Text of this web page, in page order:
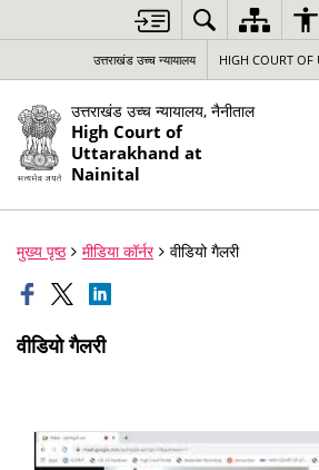
उत्तराखंड उच्च न्यायालय HIGH COURT OF
उत्तराखंड उच्च न्यायालय, नैनीताल
High Court of
Uttarakhand at
Nainital
मुख्य पृष्ठ मीडिया कॉर्नर वीडियो गैलरी
वीडियो गैलरी